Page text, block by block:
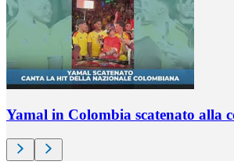
Yamal in Colombia scatenato alla